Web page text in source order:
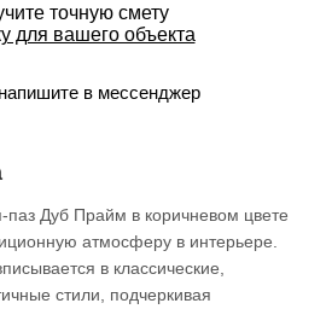
точную смету
для вашего объекта
в мессенджер
Дуб Прайм в коричневом цвете
атмосферу в интерьере.
в классические,
стили, подчеркивая